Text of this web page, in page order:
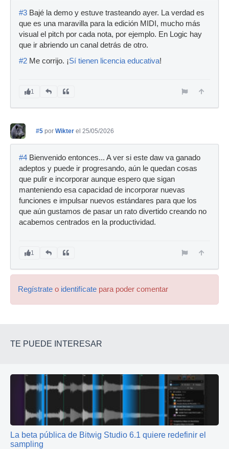
#3 Bajé la demo y estuve trasteando ayer. La verdad es
que es una maravilla para la edición MIDI, mucho más
visual el pitch por cada nota, por ejemplo. En Logic hay
que ir abriendo un canal detrás de otro.
#2 Me corrijo. ¡Sí tienen licencia educativa!
1
#5 por Wikter el 25/05/2026
#4 Bienvenido entonces... A ver si este daw va ganado
adeptos y puede ir progresando, aún le quedan cosas
que pulir e incorporar aunque espero que sigan
manteniendo esa capacidad de incorporar nuevas
funciones e impulsar nuevos estándares para que los
que aún gustamos de pasar un rato divertido creando no
acabemos centrados en la productividad.
1
Regístrate o identifícate para poder comentar
TE PUEDE INTERESAR
La beta pública de Bitwig Studio 6.1 quiere redefinir el
sampling